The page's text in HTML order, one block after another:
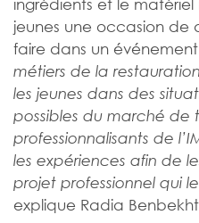
jeunes une occasion de
faire dans un
métiers de la
les jeunes dans des
possibles du marché de
professionnalisants de
les expériences afin de
projet professionnel qui
explique Radia